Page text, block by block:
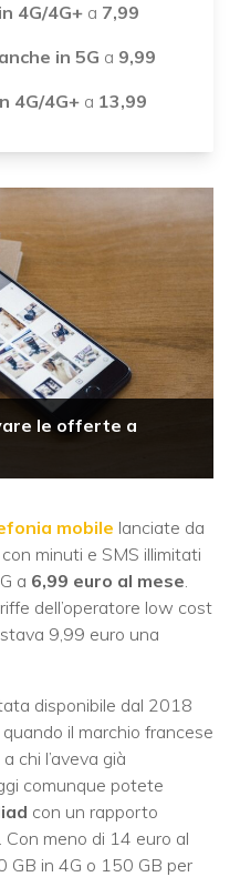
4G/4G+ a 7,99
in 5G a 9,99
4G/4G+ a 13,99
le offerte a
mobile lanciate da
con minuti e SMS illimitati
a 6,99 euro al mese
dell’operatore low cost
9,99 euro una
disponibile dal 2018
, quando il marchio francese
chi l’aveva già
comunque potete
con un rapporto
meno di 14 euro al
GB in 4G o 150 GB per